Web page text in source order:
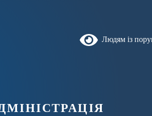
Людям із